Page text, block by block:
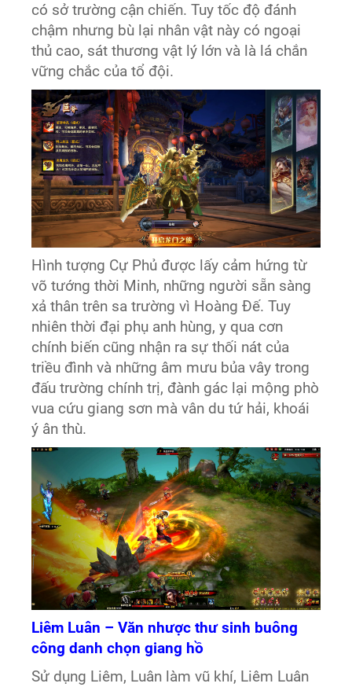
có sở trường cận chiến. Tuy tốc độ đánh
chậm nhưng bù lại nhân vật này có ngoại
thủ cao, sát thương vật lý lớn và là lá chắn
vững chắc của tổ đội.
Hình tượng Cự Phủ được lấy cảm hứng từ
võ tướng thời Minh, những người sẵn sàng
xả thân trên sa trường vì Hoàng Đế. Tuy
nhiên thời đại phụ anh hùng, y qua cơn
chính biến cũng nhận ra sự thối nát của
triều đình và những âm mưu bủa vây trong
đấu trường chính trị, đành gác lại mộng phò
vua cứu giang sơn mà vân du tứ hải, khoái
ý ân thù.
Liêm Luân – Văn nhược thư sinh buông
công danh chọn giang hồ
Sử dụng Liêm, Luân làm vũ khí, Liêm Luân